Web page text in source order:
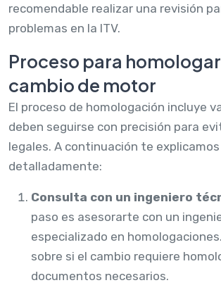
recomendable realizar una revisión
problemas en la ITV.
Proceso para
cambio de motor
El proceso de homologación incluye
deben seguirse con precisión para
legales. A continuación te explicamos
detalladamente:
Consulta con un ingeniero
paso es asesorarte con un
especializado en
sobre si el cambio requiere
documentos necesarios.